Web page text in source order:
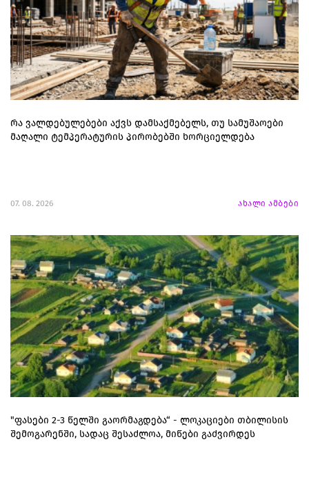
რა ვალდებულებები აქვს დამსაქმებელს, თუ სამუშაოები
მაღალი ტემპერატურის პირობებში ხორციელდება
07. 08. 2026 ახალი ამბები
"ფასები 2-3 წელში გაორმაგდება“ - ლოკაციები თბილისის
შემოგარენში, სადაც შესაძლოა, მიწები გაძვირდეს